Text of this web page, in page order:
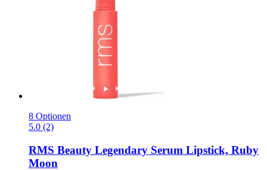
8 Optionen
5.0 (2)
RMS Beauty Legendary Serum Lipstick, Ruby
Moon